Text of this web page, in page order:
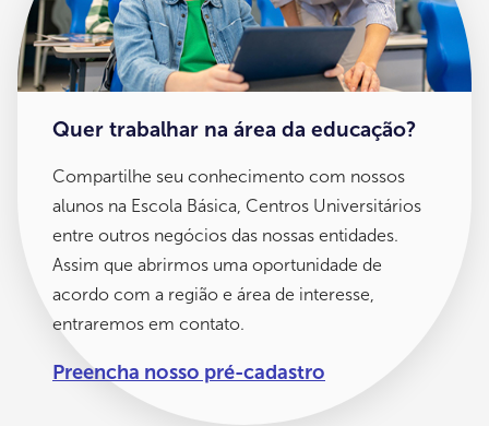
Quer trabalhar na área da educação?
Compartilhe seu conhecimento com nossos
alunos na Escola Básica, Centros Universitários
entre outros negócios das nossas entidades.
Assim que abrirmos uma oportunidade de
acordo com a região e área de interesse,
entraremos em contato.
Preencha nosso pré-cadastro